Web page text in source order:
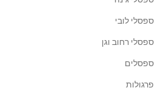
ספסלי לובי
ספסלי רחוב וגן
ספסלים
פרגולות